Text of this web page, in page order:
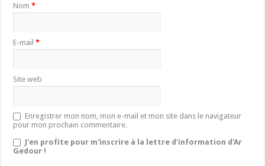
Nom*
E-mail*
Site web
Enregistrer mon nom, mon e-mail et mon site dans le navigateur
pour mon prochain commentaire.
J'en profite pour m'inscrire à la lettre d'information d'Ar
Gedour !